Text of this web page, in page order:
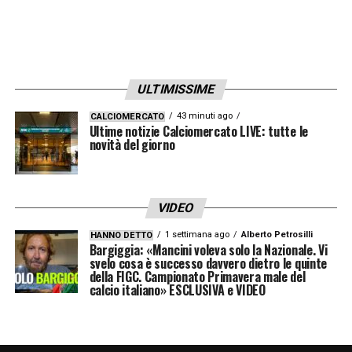
ULTIMISSIME
CALCIOMERCATO 43 minuti ago
Ultime notizie Calciomercato LIVE: tutte le
novità del giorno
VIDEO
HANNO DETTO 1 settimana ago Alberto Petrosilli
Bargiggia: «Mancini voleva solo la Nazionale. Vi
svelo cosa è successo davvero dietro le quinte
della FIGC. Campionato Primavera male del
calcio italiano» ESCLUSIVA e VIDEO